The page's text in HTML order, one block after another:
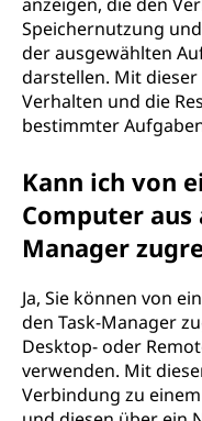
Speichernutzung
der ausgewählten
darstellen. Mit
Verhalten und die
bestimmter
Kann ich von
Computer aus
Manager
Ja, Sie können von
den Task-Manager
Desktop- oder
verwenden. Mit
Verbindung zu